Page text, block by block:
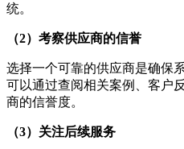
统。
（2）考察供应商的信誉
选择一个可靠的供应商是确保
可以通过查阅相关案例、客户
商的信誉度。
（3）关注后续服务